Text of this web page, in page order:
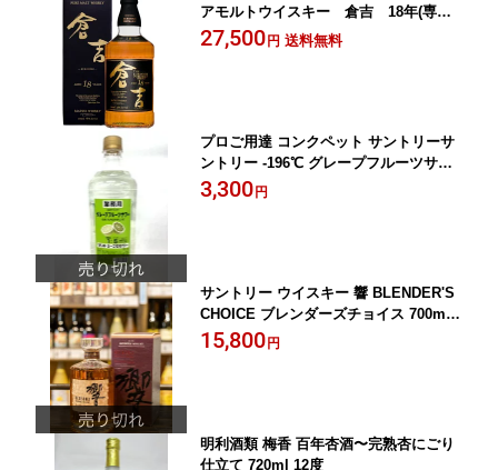
アモルトウイスキー 倉吉 18年(専用
箱付き） 700ml 50度
27,500円 送料無料
プロご用達 コンクペット サントリーサ
ントリー -196℃ グレープフルーツサワ
ー コンク 業務用 1.8L 36度 1対5 カ
クテル 濃縮
3,300円
サントリー ウイスキー 響 BLENDER'S
CHOICE ブレンダーズチョイス 700ml 4
3度 専用箱付き 贈り物 ギフト 御中元 父
の日 御歳暮 御祝 御礼 家飲み 男性
15,800円
明利酒類 梅香 百年杏酒〜完熟杏にごり
仕立て 720ml 12度